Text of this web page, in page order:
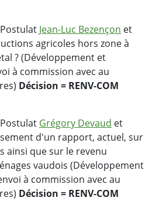
Postulat Jean-Luc Bezençon et
agricoles hors zone à
? (Développement et
à commission avec au
Décision = RENV-COM
Postulat Grégory Devaud et
d'un rapport, actuel, sur
ainsi que sur le revenu
vaudois (Développement
à commission avec au
Décision = RENV-COM